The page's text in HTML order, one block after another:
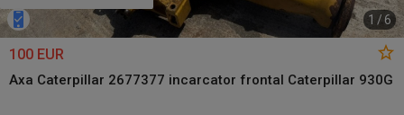
1 /6
100 EUR
Axa Caterpillar 2677377 incarcator frontal Caterpillar 930G